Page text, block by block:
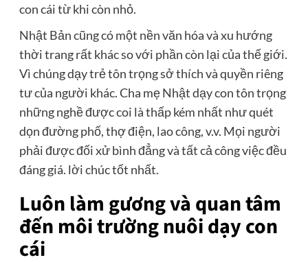
con cái từ khi còn nhỏ.
Nhật Bản cũng có một nền văn hóa và xu hướng
thời trang rất khác so với phần còn lại của thế giới.
Vì chúng dạy trẻ tôn trọng sở thích và quyền riêng
tư của người khác. Cha mẹ Nhật dạy con tôn trọng
những nghề được coi là thấp kém nhất như quét
dọn đường phố, thợ điện, lao công, v.v. Mọi người
phải được đối xử bình đẳng và tất cả công việc đều
đáng giá. lời chúc tốt nhất.
Luôn làm gương và quan tâm
đến môi trường nuôi dạy con
cái